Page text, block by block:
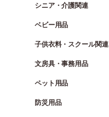
シニア・介護関連
ベビー用品
子供衣料・スクール関連
文房具・事務用品
ペット用品
防災用品